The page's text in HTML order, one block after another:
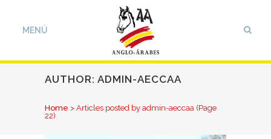
AUTHOR: ADMIN-AECCAA
Home > Articles posted by admin-aeccaa (Page
22)